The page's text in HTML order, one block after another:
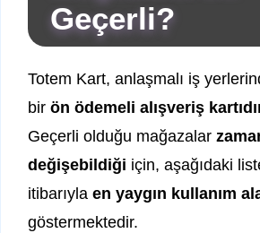
Geçerli?
Totem Kart, anlaşmalı iş
bir ön ödemeli alışveriş
Geçerli olduğu mağazalar
değişebildiği için, aşağıdaki
itibarıyla en yaygın kullanım
göstermektedir.